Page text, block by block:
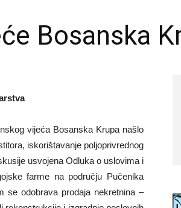
Bosanska
vijeća Bosanska Krupa našlo
iskorištavanje poljoprivrednog
usvojena Odluka o uslovima i
farme na području Pučenika
se odobrava prodaja nekretnina –